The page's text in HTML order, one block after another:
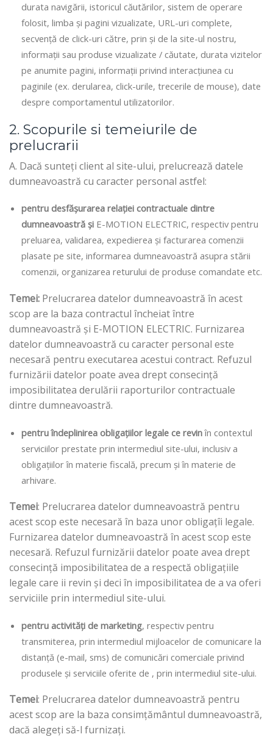
durata navigării, istoricul căutărilor, sistem de operare
folosit, limba și pagini vizualizate, URL-uri complete,
secvență de click-uri către, prin și de la site-ul nostru,
informații sau produse vizualizate / căutate, durata vizitelor
pe anumite pagini, informații privind interacțiunea cu
paginile (ex. derularea, click-urile, trecerile de mouse), date
despre comportamentul utilizatorilor.
2. Scopurile si temeiurile de
prelucrarii
A. Dacă sunteți client al site-ului, prelucrează datele
dumneavoastră cu caracter personal astfel:
pentru desfășurarea relației contractuale dintre
dumneavoastră și E-MOTION ELECTRIC, respectiv pentru
preluarea, validarea, expedierea și facturarea comenzii
plasate pe site, informarea dumneavoastră asupra stării
comenzii, organizarea returului de produse comandate etc.
Temei: Prelucrarea datelor dumneavoastră în acest
scop are la baza contractul încheiat între
dumneavoastră și E-MOTION ELECTRIC. Furnizarea
datelor dumneavoastră cu caracter personal este
necesară pentru executarea acestui contract. Refuzul
furnizării datelor poate avea drept consecință
imposibilitatea derulării raporturilor contractuale
dintre dumneavoastră.
pentru îndeplinirea obligațiilor legale ce revinîn contextul
serviciilor prestate prin intermediul site-ului, inclusiv a
obligațiilor în materie fiscală, precum și în materie de
arhivare.
Temei: Prelucrarea datelor dumneavoastră pentru
acest scop este necesară în baza unor obligațîi legale.
Furnizarea datelor dumneavoastră în acest scop este
necesară. Refuzul furnizării datelor poate avea drept
consecință imposibilitatea de a respectă obligațiile
legale care ii revin și deci în imposibilitatea de a va oferi
serviciile prin intermediul site-ului.
pentru activități de marketing, respectiv pentru
transmiterea, prin intermediul mijloacelor de comunicare la
distanță (e-mail, sms) de comunicări comerciale privind
produsele și serviciile oferite de , prin intermediul site-ului.
Temei: Prelucrarea datelor dumneavoastră pentru
acest scop are la baza consimțământul dumneavoastră,
dacă alegeți să-l furnizați.